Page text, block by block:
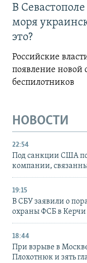
В
моря
это?
Российские
появление новой
беспилотников
НОВОСТИ
22:54
Под санкции США
компании,
19:15
В СБУ заявили о
охраны ФСБ в Керчи
18:44
При взрыве в
Плохотнюк и зять